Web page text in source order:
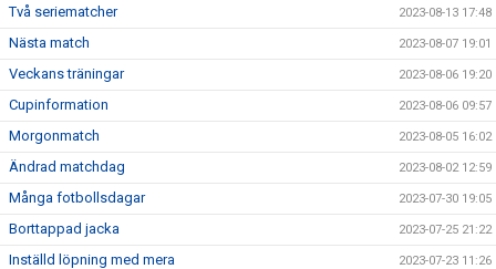
Två seriematcher 2023-08-13 17:48
Nästa match 2023-08-07 19:01
Veckans träningar 2023-08-06 19:20
Cupinformation 2023-08-06 09:57
Morgonmatch 2023-08-05 16:02
Ändrad matchdag 2023-08-02 12:59
Många fotbollsdagar 2023-07-30 19:05
Borttappad jacka 2023-07-25 21:22
Inställd löpning med mera 2023-07-23 11:26